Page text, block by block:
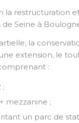
la restructuration
de Seine à
la
extension, le
:
;
mezzanine ;
un parc de